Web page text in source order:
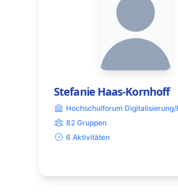
Stefanie Haas-Kornhoff
Hochschulforum Digitalisierung/
82 Gruppen
6 Aktivitäten